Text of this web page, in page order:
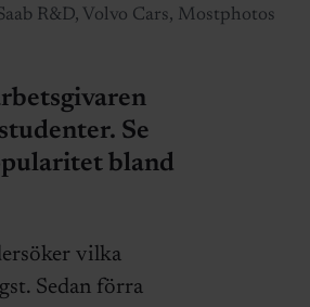
R&D, Volvo Cars, Mostphotos
Se
bland
vilka
Sedan förra